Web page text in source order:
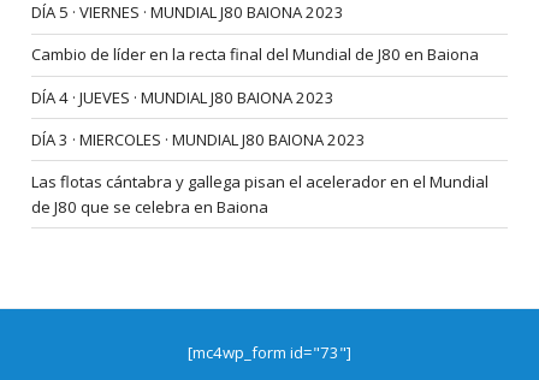
DÍA 5 · VIERNES · MUNDIAL J80 BAIONA 2023
Cambio de líder en la recta final del Mundial de J80 en Baiona
DÍA 4 · JUEVES · MUNDIAL J80 BAIONA 2023
DÍA 3 · MIERCOLES · MUNDIAL J80 BAIONA 2023
Las flotas cántabra y gallega pisan el acelerador en el Mundial
de J80 que se celebra en Baiona
[mc4wp_form id="73"]